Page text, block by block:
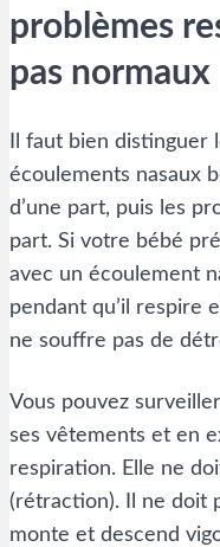
problèmes
pas normaux
Il faut bien distinguer
écoulements nasaux
d’une part, puis les
part. Si votre bébé
avec un écoulement
pendant qu’il respire
ne souffre pas de
Vous pouvez
ses vêtements et en
respiration. Elle ne
(rétraction). Il ne doit
monte et descend